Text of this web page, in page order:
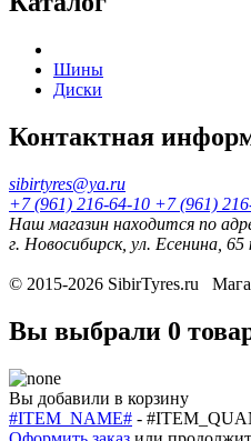
Шины
Диски
Контактная
sibirtyres@ya.ru
+7 (961) 216-64-10 +7 (961)
Наш магазин находится по
г. Новосибирск, ул. Есенина, 65
© 2015-2026 SibirTyres.ru
Вы выбрали 0
Вы добавили в корзину
#ITEM_NAME# -